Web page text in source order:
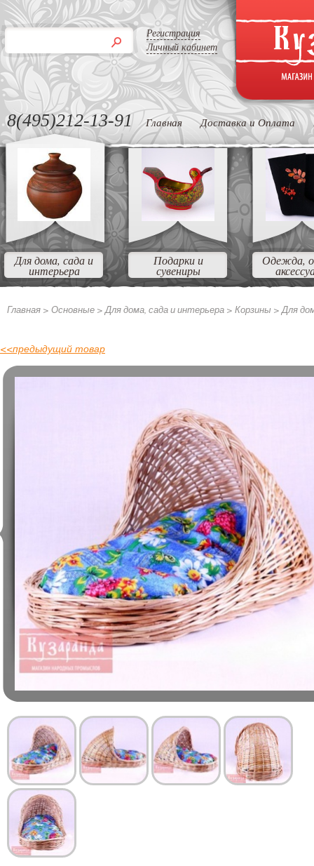
Регистрация
Личный кабинет
8(495)212-13-91 Главная Доставка и Оплата
Для дома, сада и
интерьера
Подарки и
сувениры
Одежда,
Главная > Основные >Для дома, сада и интерьера > Корзины >Для
<<предыдущий товар